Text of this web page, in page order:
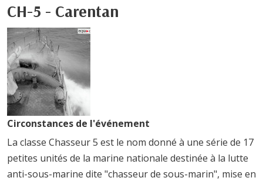
CH-5 - Carentan
Circonstances de l'événement
La classe Chasseur 5 est le nom donné à une série de 17
petites unités de la marine nationale destinée à la lutte
anti-sous-marine dite "chasseur de sous-marin", mise en